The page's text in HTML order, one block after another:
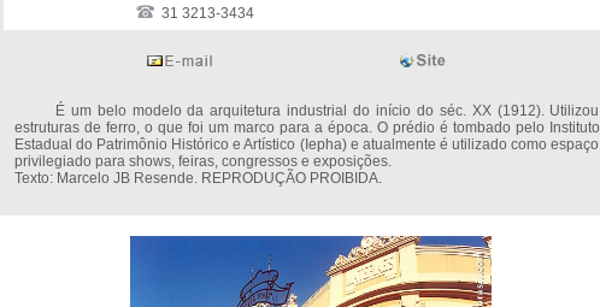
31 3213-3434
É um belo modelo da arquitetura industrial do início do séc. XX (1912). Utilizou
estruturas de ferro, o que foi um marco para a época. O prédio é tombado pelo Instituto
Estadual do Patrimônio Histórico e Artístico (Iepha) e atualmente é utilizado como espaço
privilegiado para shows, feiras, congressos e exposições.
Texto: Marcelo JB Resende. REPRODUÇÃO PROIBIDA.